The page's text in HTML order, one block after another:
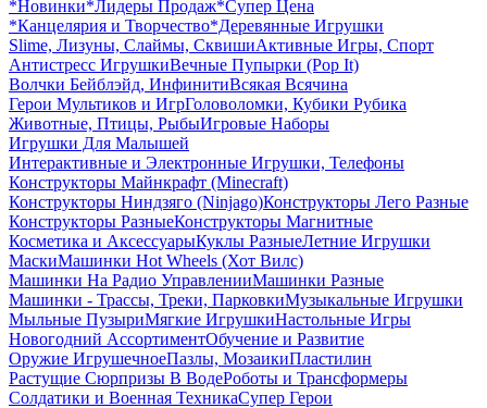
*Новинки*Лидеры Продаж*Супер Цена
*Канцелярия и Творчество*Деревянные Игрушки
Slime, Лизуны, Слаймы, СквишиАктивные Игры, Спорт
Антистресс ИгрушкиВечные Пупырки (Pop It)
Волчки Бейблэйд, ИнфинитиВсякая Всячина
Герои Мультиков и ИгрГоловоломки, Кубики Рубика
Животные, Птицы, РыбыИгровые Наборы
Игрушки Для Малышей
Интерактивные и Электронные Игрушки, Телефоны
Конструкторы Майнкрафт (Minecraft)
Конструкторы Ниндзяго (Ninjago)Конструкторы Лего Разные
Конструкторы РазныеКонструкторы Магнитные
Косметика и АксессуарыКуклы РазныеЛетние Игрушки
МаскиМашинки Hot Wheels (Хот Вилс)
Машинки На Радио УправленииМашинки Разные
Машинки - Трассы, Треки, ПарковкиМузыкальные Игрушки
Мыльные ПузыриМягкие ИгрушкиНастольные Игры
Новогодний АссортиментОбучение и Развитие
Оружие ИгрушечноеПазлы, МозаикиПластилин
Растущие Сюрпризы В ВодеРоботы и Трансформеры
Солдатики и Военная ТехникаСупер Герои